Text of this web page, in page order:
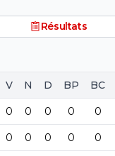
Résultats
V N D BP BC
0 0 0 0 0
0 0 0 0 0